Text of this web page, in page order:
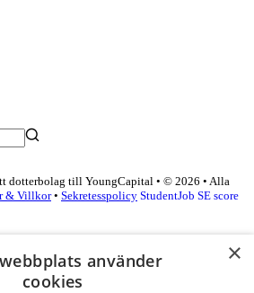
dotterbolag till YoungCapital • © 2026 • Alla
& Villkor• Sekretesspolicy StudentJob SE score
×
använder
cookies